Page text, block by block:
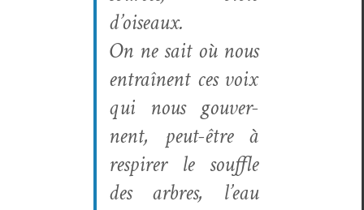
d’oiseaux.
On ne sait où nous
entraî­nent ces voix
qui nous gou­ver­
nent, peut-être à
respir­er le souf­fle
des arbres, l’eau